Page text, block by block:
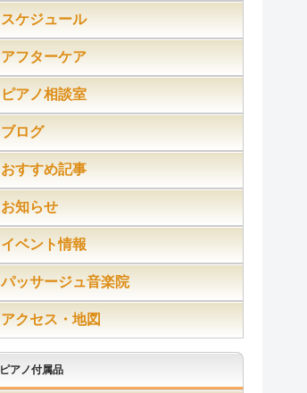
スケジュール
アフターケア
ピアノ相談室
ブログ
おすすめ記事
お知らせ
イベント情報
パッサージュ音楽院
アクセス・地図
ピアノ付属品